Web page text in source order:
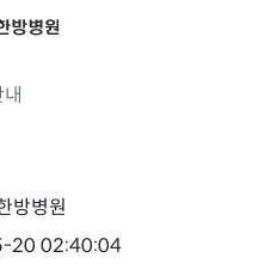
방병원
20 02:40:04